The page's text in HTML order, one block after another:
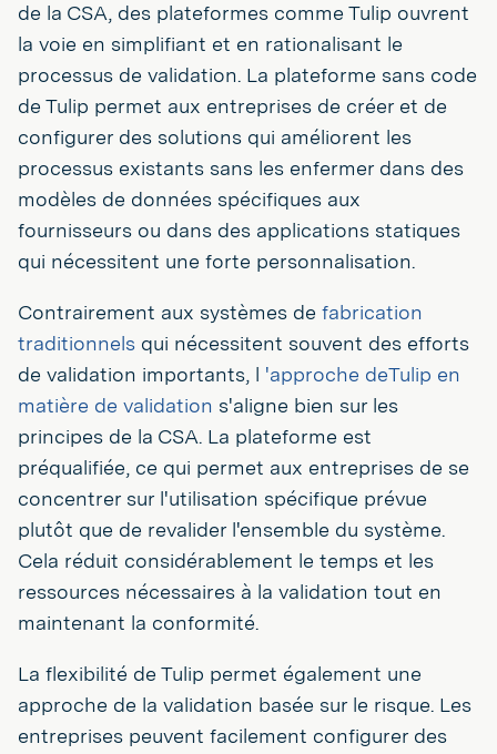
de la CSA, des plateformes comme Tulip ouvrent
la voie en simplifiant et en rationalisant le
processus de validation. La plateforme sans code
de Tulip permet aux entreprises de créer et de
configurer des solutions qui améliorent les
processus existants sans les enfermer dans des
modèles de données spécifiques aux
fournisseurs ou dans des applications statiques
qui nécessitent une forte personnalisation.
Contrairement aux systèmes de fabrication
traditionnels qui nécessitent souvent des efforts
de validation importants, l 'approche deTulip en
matière de validation s'aligne bien sur les
principes de la CSA. La plateforme est
préqualifiée, ce qui permet aux entreprises de se
concentrer sur l'utilisation spécifique prévue
plutôt que de revalider l'ensemble du système.
Cela réduit considérablement le temps et les
ressources nécessaires à la validation tout en
maintenant la conformité.
La flexibilité de Tulip permet également une
approche de la validation basée sur le risque. Les
entreprises peuvent facilement configurer des